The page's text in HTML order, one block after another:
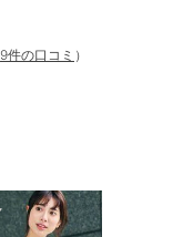
9件の口コミ ）